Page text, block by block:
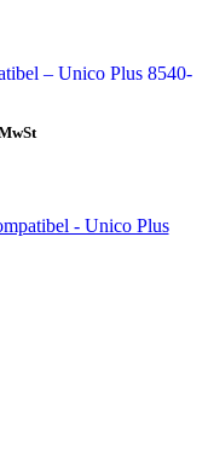
– Unico Plus 8540-